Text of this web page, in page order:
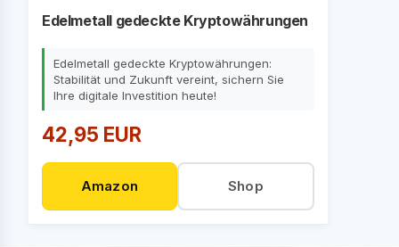
Edelmetall gedeckte Kryptowährungen
Edelmetall gedeckte Kryptowährungen:
Stabilität und Zukunft vereint, sichern Sie
Ihre digitale Investition heute!
42,95 EUR
Amazon Shop